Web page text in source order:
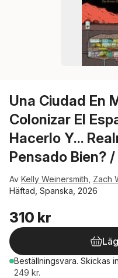
Una Ciudad En
Colonizar El
Hacerlo Y...
Pensado Bien?
Av Kelly Weinersmith Zach
Häftad, Spanska, 2026
310 kr
Beställningsvara. Skickas
249 kr.